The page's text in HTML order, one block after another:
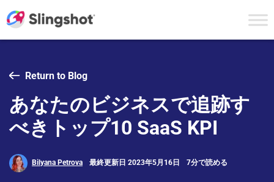
Return to Blog
あなたのビジネスで追跡す
べきトップ10 SaaS KPI
Bilyana Petrova 最終更新日 2023年5月16日 7分で読める